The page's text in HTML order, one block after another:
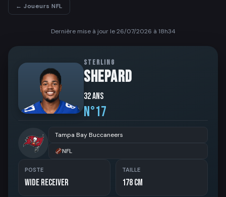
← Joueurs NFL
Dernière mise à jour le 26/07/2026 à 18h34
STERLING
SHEPARD
32 ans
N°17
Tampa Bay Buccaneers
NFL
POSTE
Wide Receiver
TAILLE
178 cm